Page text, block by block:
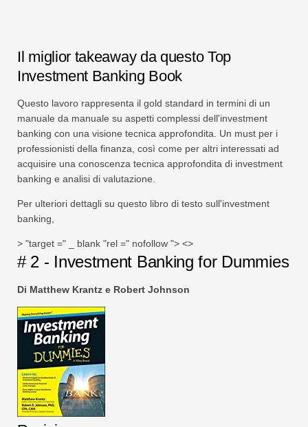
Il miglior takeaway da questo Top
Investment Banking Book
Questo lavoro rappresenta il gold standard in termini di un
manuale da manuale su aspetti complessi dell'investment
banking con una visione tecnica approfondita. Un must per i
professionisti della finanza, così come per altri interessati ad
acquisire una conoscenza tecnica approfondita di investment
banking e analisi di valutazione.
Per ulteriori dettagli su questo libro di testo sull'investment
banking,
> "target =" _ blank "rel =" nofollow "> <>
# 2 - Investment Banking for Dummies
Di Matthew Krantz e Robert Johnson